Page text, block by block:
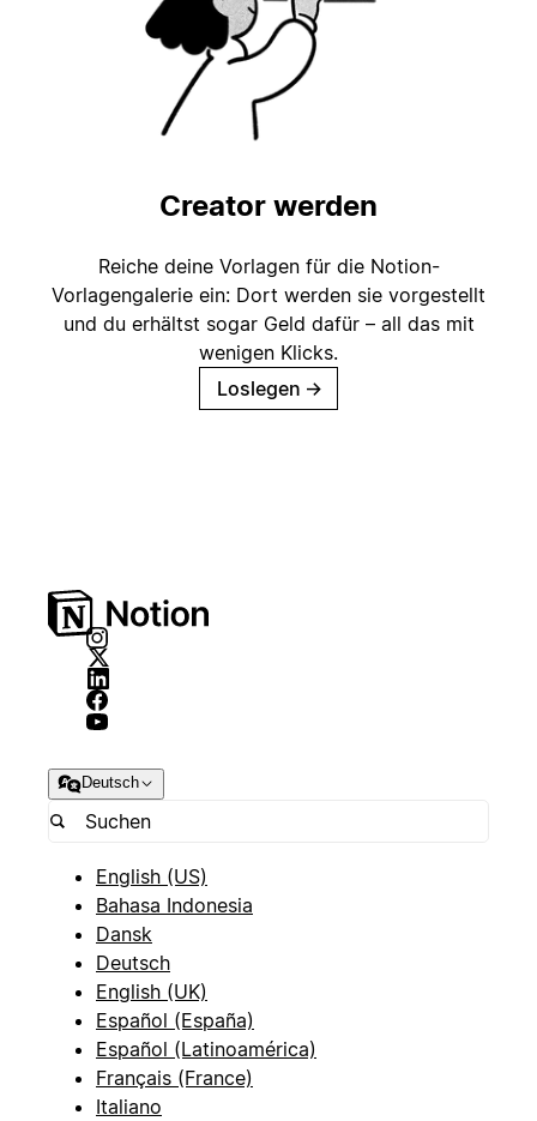
Creator werden
Reiche deine Vorlagen für die Notion-
Vorlagengalerie ein: Dort werden sie vorgestellt
und du erhältst sogar Geld dafür – all das mit
wenigen Klicks.
Loslegen →
Deutsch
English (US)
Bahasa Indonesia
Dansk
Deutsch
English (UK)
Español (España)
Español (Latinoamérica)
Français (France)
Italiano